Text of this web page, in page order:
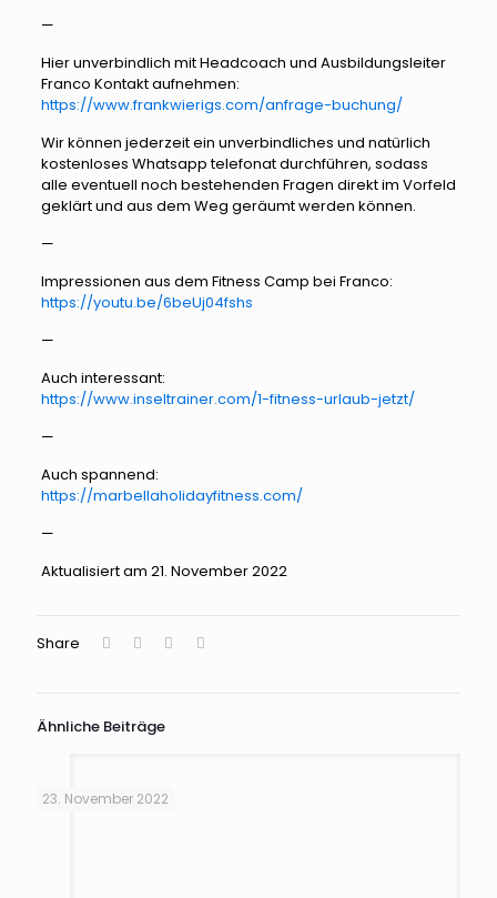
—
Hier unverbindlich mit Headcoach und Ausbildungsleiter
Franco Kontakt aufnehmen:
https://www.frankwierigs.com/anfrage-buchung/
Wir können jederzeit ein unverbindliches und natürlich
kostenloses Whatsapp telefonat durchführen, sodass
alle eventuell noch bestehenden Fragen direkt im Vorfeld
geklärt und aus dem Weg geräumt werden können.
—
Impressionen aus dem Fitness Camp bei Franco:
https://youtu.be/6beUj04fshs
—
Auch interessant:
https://www.inseltrainer.com/1-fitness-urlaub-jetzt/
—
Auch spannend:
https://marbellaholidayfitness.com/
—
Aktualisiert am 21. November 2022
Share
Ähnliche Beiträge
23. November 2022